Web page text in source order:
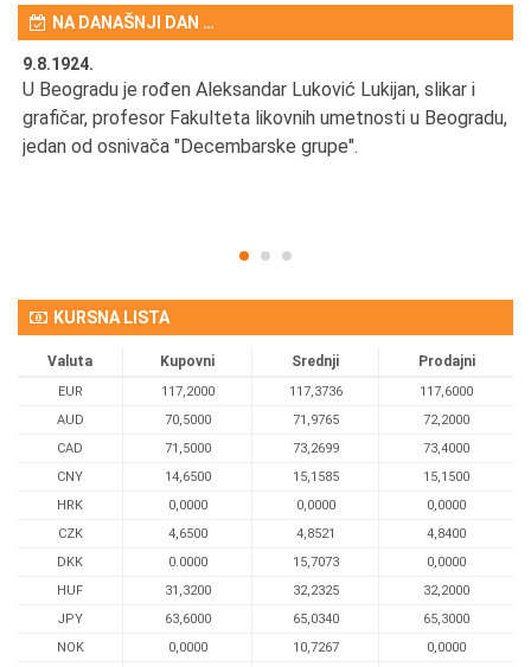
NA DANAŠNJI DAN …
9.8.1924.
U Beogradu je rođen Aleksandar Luković Lukijan, slikar i
grafičar, profesor Fakulteta likovnih umetnosti u Beogradu,
jedan od osnivača "Decembarske grupe".
KURSNA LISTA
Valuta Kupovni Srednji Prodajni
EUR 117,2000 117,3736
117,6000
AUD
70,5000 71,9765
72,2000
CAD
71,5000 73,2699
73,4000
CNY
14,6500 15,1585
15,1500
HRK
0,0000 0,0000
0,0000
CZK
4,6500 4,8521
4,8400
DKK
0.0000 15,7073
0,0000
HUF
31,3200 32,2325
32,2000
JPY
63,6000 65,0340
65,3000
NOK
0,0000 10,7267 0,0000